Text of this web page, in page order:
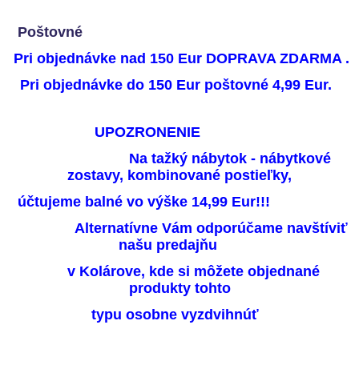
Poštovné
Pri objednávke nad 150 Eur DOPRAVA ZDARMA .
Pri objednávke do 150 Eur poštovné 4,99 Eur.
UPOZRONENIE
Na tažký nábytok - nábytkové
zostavy, kombinované postieľky,
účtujeme balné vo výške 14,99 Eur!!!
Alternatívne Vám odporúčame navštíviť
našu predajňu
v Kolárove, kde si môžete objednané
produkty tohto
typu osobne vyzdvihnúť